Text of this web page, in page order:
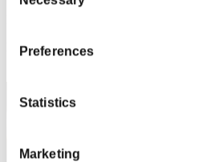
Preferences
Statistics
Marketing
Posición